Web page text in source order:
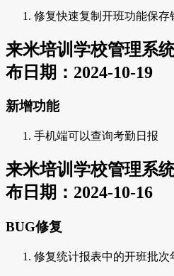
修复快速复制开班功能保存
来米培训学校管理系
布日期：2024-10-19
新增功能
手机端可以查询考勤日报
来米培训学校管理系
布日期：2024-10-16
BUG修复
修复统计报表中的开班批